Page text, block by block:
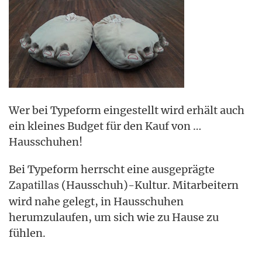
Wer bei Typeform eingestellt wird erhält auch
ein kleines Budget für den Kauf von …
Hausschuhen!
Bei Typeform herrscht eine ausgeprägte
Zapatillas (Hausschuh)-Kultur. Mitarbeitern
wird nahe gelegt, in Hausschuhen
herumzulaufen, um sich wie zu Hause zu
fühlen.